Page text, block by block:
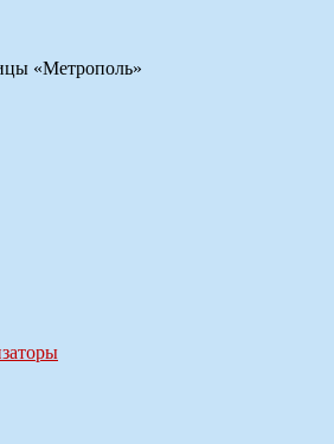
«Метрополь»